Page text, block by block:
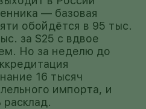
— базовая
обойдётся в 95 тыс.
за S25 с вдвое
Но за неделю до
16 тысяч
импорта, и